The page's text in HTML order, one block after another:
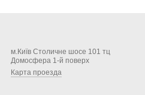
м.Київ Столичне шосе 101 тц
Домосфера 1-й поверх
Карта проезда